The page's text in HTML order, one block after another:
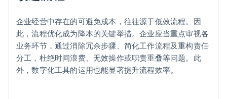
企业经营中存在的可避免成本，往往源于低效流程。因
此，流程优化成为降本的关键举措。企业应当重点审视各
业务环节，通过消除冗余步骤、简化工作流程及重构责任
分工，杜绝时间浪费、无效操作或职责重叠等问题。此
外，数字化工具的运用也能显著提升流程效率。